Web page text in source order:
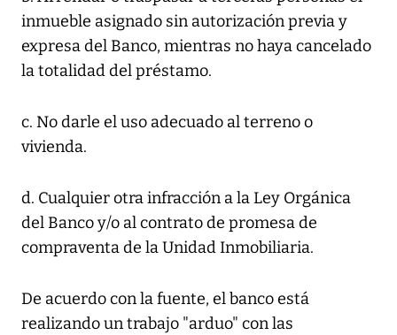
inmueble asignado sin autorización previa y
expresa del Banco, mientras no haya cancelado
la totalidad del préstamo.
c. No darle el uso adecuado al terreno o
vivienda.
d. Cualquier otra infracción a la Ley Orgánica
del Banco y/o al contrato de promesa de
compraventa de la Unidad Inmobiliaria.
De acuerdo con la fuente, el banco está
realizando un trabajo "arduo" con las